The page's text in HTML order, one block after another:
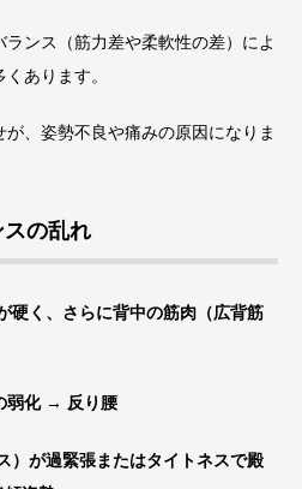
ンス（筋力差や柔軟性の差）によ
あります。
、姿勢不良や痛みの原因になりま
の乱れ
硬く、さらに背中の筋肉（広背筋
弱化 → 反り腰
）が過緊張またはタイトネスで殿